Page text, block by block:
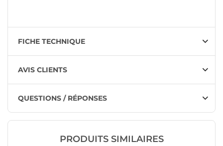
FICHE TECHNIQUE
AVIS CLIENTS
QUESTIONS / RÉPONSES
PRODUITS SIMILAIRES